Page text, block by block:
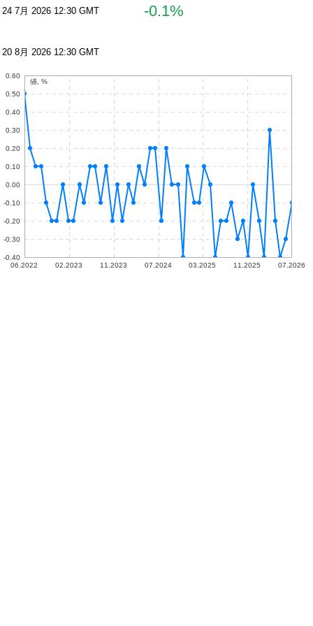
24 7月 2026 12:30 GMT -0.1%
20 8月 2026 12:30 GMT